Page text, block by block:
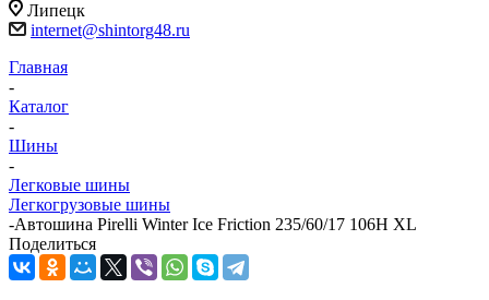
Липецк
internet@shintorg48.ru
Главная
-
Каталог
-
Шины
-
Легковые шины
Легкогрузовые шины
-Автошина Pirelli Winter Ice Friction 235/60/17 106H XL
Поделиться